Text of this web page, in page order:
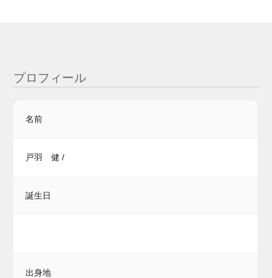
プロフィール
名前
戸羽 健 /
誕生日
出身地